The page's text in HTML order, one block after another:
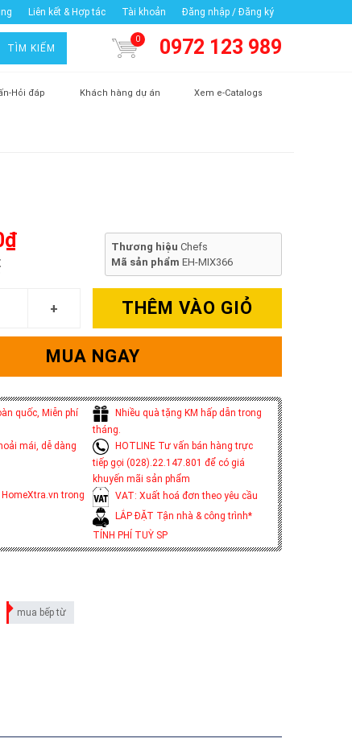
Liên kết & Hợp tác Tài khoản Đăng nhập / Đăng ký
TÌM KIẾM
0 0972 123 989
Hỏi đáp Khách hàng dự án Xem e-Catalogs
Thương hiệu Chefs
Mã sản phẩm EH-MIX366
THÊM VÀO GIỎ
MUA NGAY
quốc, Miễn phí
Nhiều quà tặng KM hấp dẫn trong
tháng.
mái, dễ dàng
HOTLINE Tư vấn bán hàng trực
tiếp gọi (028).22.147.801 để có giá
khuyến mãi sản phẩm
trong
VAT: Xuất hoá đơn theo yêu cầu
LẮP ĐẶT Tận nhà & công trình*
TÍNH PHÍ TUỲ SP
mua bếp từ